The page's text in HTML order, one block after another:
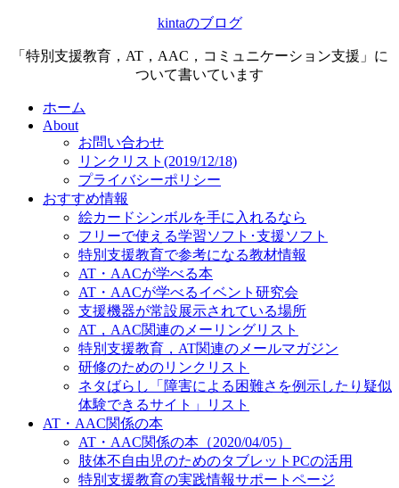
kintaのブログ
「特別支援教育，AT，AAC，コミュニケーション支援」に
ついて書いています
ホーム
About
お問い合わせ
リンクリスト(2019/12/18)
プライバシーポリシー
おすすめ情報
絵カードシンボルを手に入れるなら
フリーで使える学習ソフト･支援ソフト
特別支援教育で参考になる教材情報
AT・AACが学べる本
AT・AACが学べるイベント研究会
支援機器が常設展示されている場所
AT，AAC関連のメーリングリスト
特別支援教育，AT関連のメールマガジン
研修のためのリンクリスト
ネタばらし「障害による困難さを例示したり疑似
体験できるサイト」リスト
AT・AAC関係の本
AT・AAC関係の本（2020/04/05）
肢体不自由児のためのタブレットPCの活用
特別支援教育の実践情報サポートページ